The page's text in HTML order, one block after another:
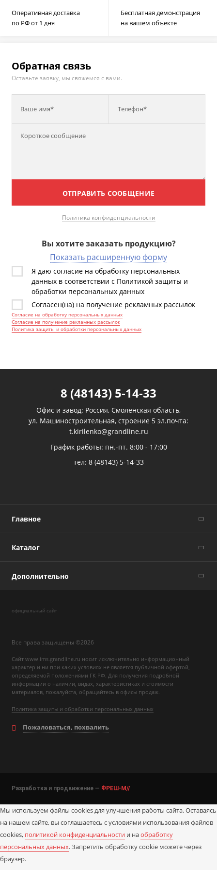
Оперативная доставка
по РФ от 1 дня
Бесплатная демонстрация
на вашем объекте
Обратная связь
Оставьте заявку, мы свяжемся с вами.
Ваше имя* Телефон*
ОТПРАВИТЬ СООБЩЕНИЕ
Вы хотите заказать продукцию?
Показать расширенную форму
Политика конфиденциальности
Я даю согласие на обработку персональных
данных в соответствии с Политикой защиты и
обработки персональных данных
Согласен(на) на получение рекламных рассылок
Согласие на обработку персональных данных
Согласие на получение рекламных рассылок
Политика защиты и обработки персональных данных
Главное
Каталог
Дополнительно
8 (48143) 5-14-33
Офис и завод: Россия, Смоленская область,
ул. Машиностроительная, строение 5 эл.почта:
t.kirilenko@grandline.ru
График работы: пн.-пт. 8:00 - 17:00
тел: 8 (48143) 5-14-33
официальный сайт
Все права защищены ©2026
Сайт www.ims.grandline.ru носит исключительно информационный
характер и ни при каких условиях не является публичной офертой,
определяемой положениями ГК РФ. Для получения подробной
информации о наличии, видах, характеристиках и стоимости
материалов, пожалуйста, обращайтесь в офисы продаж.
Политика защиты и обработки персональных данных
Пожаловаться, похвалить
Разработка и продвижение — ФРЕШ-М//
Мы используем файлы cookies для улучшения работы сайта. Оставаясь
на нашем сайте, вы соглашаетесь с условиями использования файлов
cookies, политикой конфиденциальности и наобработку
персональных данных. Запретить обработку cookie можете через
браузер.